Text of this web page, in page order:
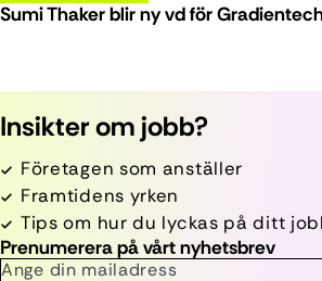
Sumi Thaker blir ny vd för
Insikter om jobb?
Företagen som anställer
Framtidens yrken
Tips om hur du lyckas på ditt
Prenumerera på vårt nyhetsbrev